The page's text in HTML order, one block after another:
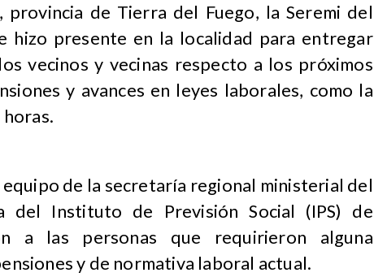
provincia de Tierra del Fuego, la Seremi del
hizo presente en la localidad para entregar
vecinos y vecinas respecto a los próximos
y avances en leyes laborales, como la
horas.
de la secretaría regional ministerial del
del Instituto de Previsión Social (IPS) de
a las personas que requirieron alguna
y de normativa laboral actual.